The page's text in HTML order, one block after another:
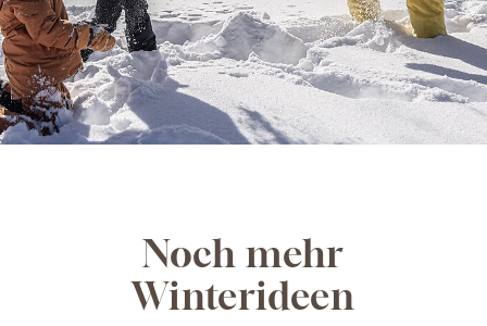
Noch mehr
Winterideen